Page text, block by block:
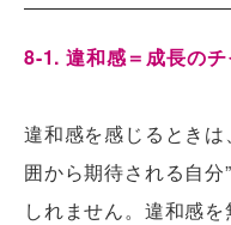
8-1. 違和感＝成長のチ
違和感を感じるときは
囲から期待される自
しれません。違和感